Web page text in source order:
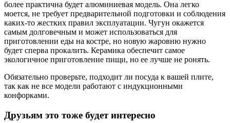
более практична будет алюминиевая модель. Она легко
моется, не требует предварительной подготовки и соблюдения
каких-то жестких правил эксплуатации. Чугун окажется
самым долговечным и может использоваться для
приготовлении еды на костре, но новую жаровню нужно
будет сперва прокалить. Керамика обеспечит самое
экологичное приготовление пищи, но ее лучше не ронять.
Обязательно проверьте, подходит ли посуда к вашей плите,
так как не все модели работают с индукционными
конфорками.
Друзьям это тоже будет интересно